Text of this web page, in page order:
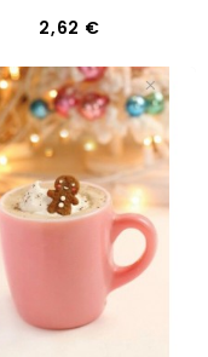
2,62 €